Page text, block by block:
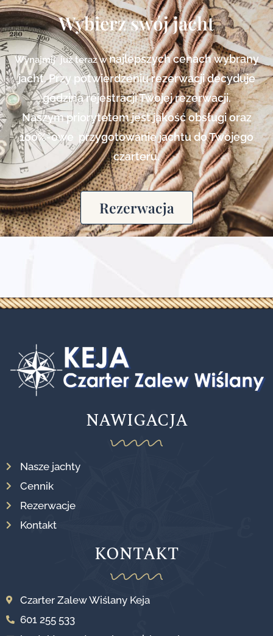
Wybierz swój jacht
Wynajmij już teraz wnajlepszych cenachwybrany
jacht. Przy potwierdzeniu rezerwacji decyduje
godzina rejestracji Twojej rezerwacji.
Naszym priorytetem jest jakość obsługi oraz
100%-owe przygotowanie jachtu do Twojego
czarteru.
Rezerwacja
NAWIGACJA
Nasze jachty
Cennik
Rezerwacje
Kontakt
KONTAKT
Czarter Zalew Wiślany Keja
601 255 533